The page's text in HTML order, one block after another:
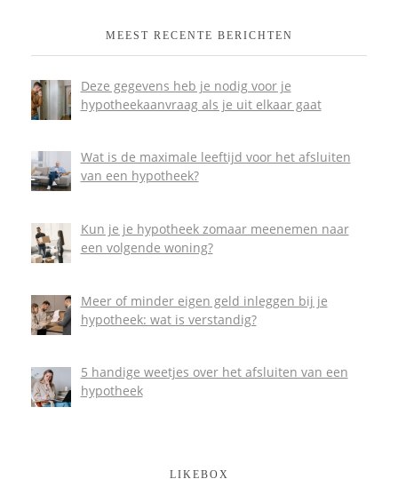
MEEST RECENTE BERICHTEN
Deze gegevens heb je nodig voor je
hypotheekaanvraag als je uit elkaar gaat
Wat is de maximale leeftijd voor het afsluiten
van een hypotheek?
Kun je je hypotheek zomaar meenemen naar
een volgende woning?
Meer of minder eigen geld inleggen bij je
hypotheek: wat is verstandig?
5 handige weetjes over het afsluiten van een
hypotheek
LIKEBOX